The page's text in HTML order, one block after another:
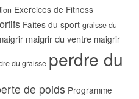
Exercices de Fitness
Faites du sport graisse du
maigrir du ventre maigrir
du graisse perdre du
de poids Programme